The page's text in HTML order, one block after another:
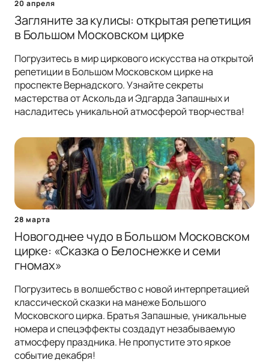
20 апреля
Загляните за кулисы: открытая репетиция
в Большом Московском цирке
Погрузитесь в мир циркового искусства на открытой
репетиции в Большом Московском цирке на
проспекте Вернадского. Узнайте секреты
мастерства от Аскольда и Эдгарда Запашных и
насладитесь уникальной атмосферой творчества!
28 марта
Новогоднее чудо в Большом Московском
цирке: «Сказка о Белоснежке и семи
гномах»
Погрузитесь в волшебство с новой интерпретацией
классической сказки на манеже Большого
Московского цирка. Братья Запашные, уникальные
номера и спецэффекты создадут незабываемую
атмосферу праздника. Не пропустите это яркое
событие декабря!